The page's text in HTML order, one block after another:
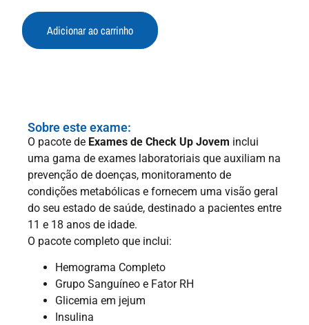
Adicionar ao carrinho
Sobre este exame:
O pacote de Exames de Check Up Jovem inclui
uma gama de exames laboratoriais que auxiliam na
prevenção de doenças, monitoramento de
condições metabólicas e fornecem uma visão geral
do seu estado de saúde, destinado a pacientes entre
11 e 18 anos de idade.
O pacote completo que inclui:
Hemograma Completo
Grupo Sanguíneo e Fator RH
Glicemia em jejum
Insulina